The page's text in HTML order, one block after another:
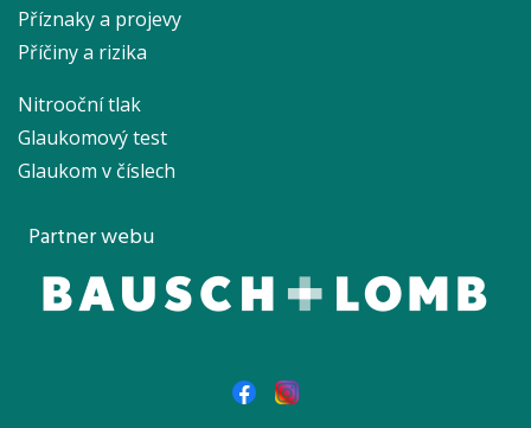
Příznaky a projevy
Příčiny a rizika
Nitrooční tlak
Glaukomový test
Glaukom v číslech
Partner webu